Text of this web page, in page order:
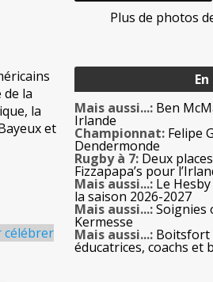
la
la
et
célébrer
Mais aussi...: Ben
Irlande
Championnat: Felipe
Dendermonde
Rugby à 7: Deux
Fizzapapa’s pour
Mais aussi...: Le
la saison 2026-2027
Mais aussi...:Soignies
Kermesse
Mais aussi...: Boitsfort
éducatrices, coachs et
Plus de photos